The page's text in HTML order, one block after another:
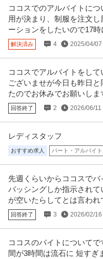
ココスでのアルバイトに
用が決まり、制服を注文
ーションをしたいので17
解決済み 4 2025/04/07
ココスでアルバイトをし
ございませが今日も昨日
たのでお休みでお願いしま
回答終了 2 2026/06/11
レディスタッフ
おすすめ求人 パート・アルバイト
先週くらいからココスで
バッシングしか指示され
が空いたらしてとは言わ
回答終了 3 2026/02/16
ココスのバイトについて
間が3時間は流石に 短すぎ